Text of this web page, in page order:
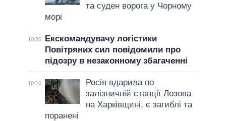
та суден ворога у Чорному
морі
10:35
Екскомандувачу логістики
Повітряних сил повідомили про
підозру в незаконному збагаченні
10:10
Росія вдарила по
залізничній станції Лозова
на Харківщині, є загиблі та
поранені